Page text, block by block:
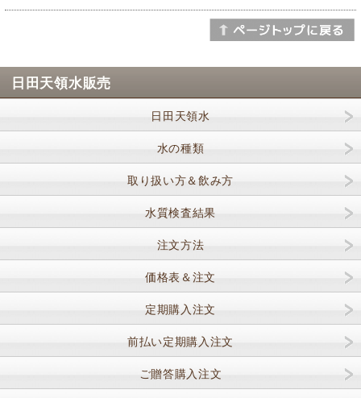
日田天領水販売
日田天領水
水の種類
取り扱い方＆飲み方
水質検査結果
注文方法
価格表＆注文
定期購入注文
前払い定期購入注文
ご贈答購入注文